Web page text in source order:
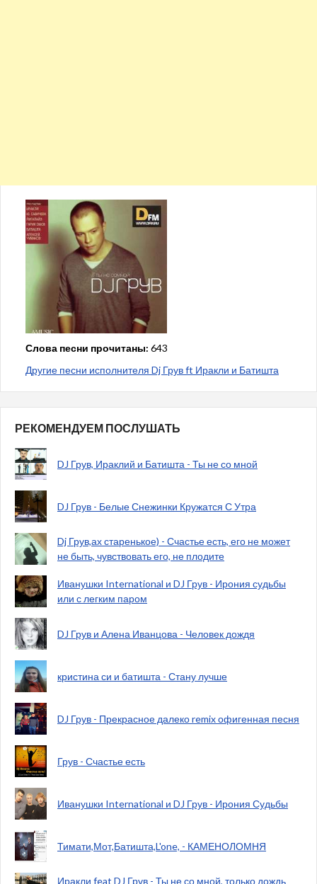
Слова песни прочитаны: 643
Другие песни исполнителя Dj Грув ft Иракли и Батишта
РЕКОМЕНДУЕМ ПОСЛУШАТЬ
DJ Грув, Ираклий и Батишта - Ты не со мной
DJ Грув - Белые Снежинки Кружатся С Утра
Dj Грув,ах старенькое) - Счастье есть, его не может
не быть, чувствовать его, не плодите
Иванушки International и DJ Грув - Ирония судьбы
или с легким паром
DJ Грув и Алена Иванцова - Человек дождя
кристина си и батишта - Стану лучше
DJ Грув - Прекрасное далеко remix офигенная песня
Грув - Счастье есть
Иванушки International и DJ Грув - Ирония Судьбы
Тимати,Мот,Батишта,L'one, - КАМЕНОЛОМНЯ
Иракли feat DJ Грув - Ты не со мной, только дождь